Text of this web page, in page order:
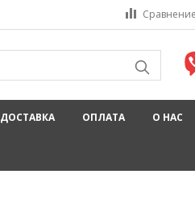
Сравнение
ДОСТАВКА ОПЛАТА О НАС